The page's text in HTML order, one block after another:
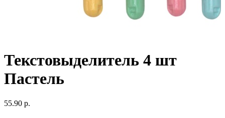
Текстовыделитель 4 шт
Пастель
55.90 р.